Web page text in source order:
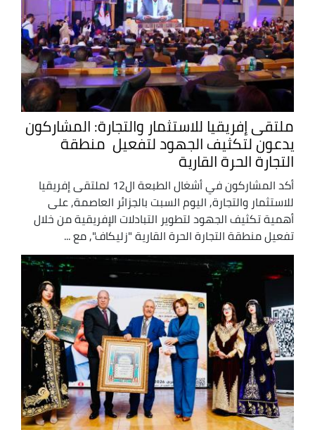
ملتقى إفريقيا للاستثمار والتجارة: المشاركون
يدعون لتكثيف الجهود لتفعيل منطقة
التجارة الحرة القارية
أكد المشاركون في أشغال الطبعة ال12 لملتقى إفريقيا
للاستثمار والتجارة, اليوم السبت بالجزائر العاصمة, على
أهمية تكثيف الجهود لتطوير التبادلات الإفريقية من خلال
تفعيل منطقة التجارة الحرة القارية "زليكاف", مع ...